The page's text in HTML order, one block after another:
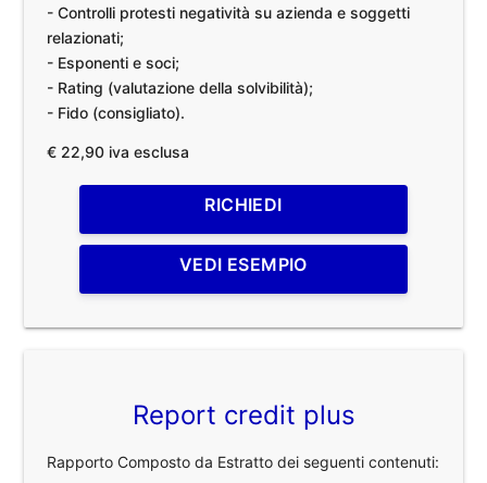
- Controlli protesti negatività su azienda e soggetti
relazionati;
- Esponenti e soci;
- Rating (valutazione della solvibilità);
- Fido (consigliato).
€ 22,90 iva esclusa
RICHIEDI
VEDI ESEMPIO
Report credit plus
Rapporto Composto da Estratto dei seguenti contenuti: